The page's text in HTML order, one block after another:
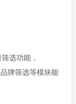
选功能，
牌筛选等模块能